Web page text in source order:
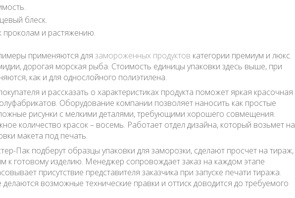
блеск.
проколам и растяжению.
применяются для замороженных продуктов категории премиум и люкс.
дорогая морская рыба. Стоимость единицы упаковки здесь выше, при
как и для однослойного полиэтилена.
и рассказать о характеристиках продукта поможет яркая красочная
Оборудование компании позволяет наносить как простые
рисунки с мелкими деталями, требующими хорошего совмещения.
количество красок – восемь. Работает отдел дизайна, который возьмет на
макета под печать.
Пак подберут образцы упаковки для заморозки, сделают просчет на тираж,
к готовому изделию. Менеджер сопровождает заказ на каждом этапе
присутствие представителя заказчика при запуске печати тиража.
возможные технические правки и оттиск доводится до требуемого